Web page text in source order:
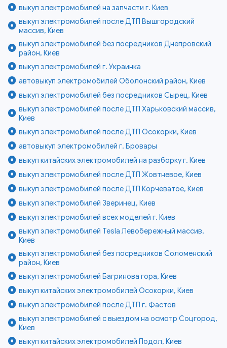
выкуп электромобилей на запчасти г. Киев
выкуп электромобилей после ДТП Вышгородский
массив, Киев
выкуп электромобилей без посредников Днепровский
район, Киев
выкуп электромобилей г. Украинка
автовыкуп электромобилей Оболонский район, Киев
выкуп электромобилей без посредников Сырец, Киев
выкуп электромобилей после ДТП Харьковский массив,
Киев
выкуп электромобилей после ДТП Осокорки, Киев
автовыкуп электромобилей г. Бровары
выкуп китайских электромобилей на разборку г. Киев
выкуп электромобилей после ДТП Жовтневое, Киев
выкуп электромобилей после ДТП Корчеватое, Киев
выкуп электромобилей Зверинец, Киев
выкуп электромобилей всех моделей г. Киев
выкуп электромобилей Tesla Левобережный массив,
Киев
выкуп электромобилей без посредников Соломенский
район, Киев
выкуп электромобилей Багринова гора, Киев
выкуп китайских электромобилей Осокорки, Киев
выкуп электромобилей после ДТП г. Фастов
выкуп электромобилей с выездом на осмотр Соцгород,
Киев
выкуп китайских электромобилей Подол, Киев